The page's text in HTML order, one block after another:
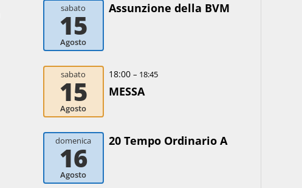
sabato
15
Agosto
Assunzione della BVM
sabato
15
Agosto
18:00 – 18:45
MESSA
domenica
16
Agosto
20 Tempo Ordinario A